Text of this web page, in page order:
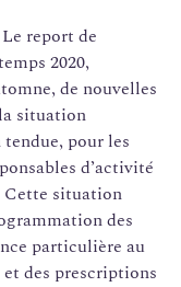
report de
2020,
de nouvelles
situation
pour les
d’activité
Cette situation
des
particulière au
des prescriptions